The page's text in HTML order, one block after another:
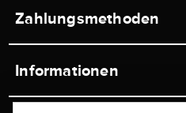
Zahlungsmethoden
Informationen